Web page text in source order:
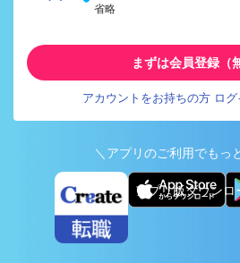
省略
まずは会員登録（
アカウントをお持ちの方 ログ
＼アプリのご利用でもっ
アプリ版ダウンロ